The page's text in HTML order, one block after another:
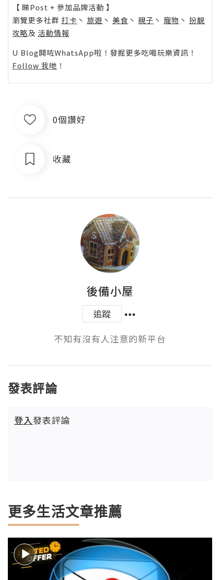
【 睇Post + 參加品牌活動 】
瀏覽更多社群 打卡 丶 旅遊 丶 美食 丶 親子 丶 寵物 丶 扮靚
攻略及 活動情報
U Blog開咗WhatsApp啦！發掘更多吃喝玩樂資訊！
Follow 我哋 ！
0個讚好
收藏
後備小屋
追蹤
不知有沒有人注意的新平台
發表評論
登入發表評論
更多生活文章推薦